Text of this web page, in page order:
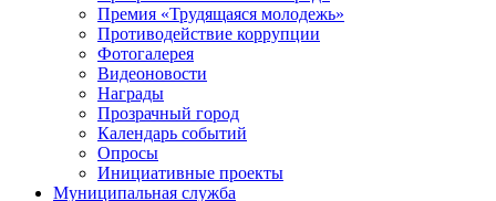
Премия «Трудящаяся молодежь»
Противодействие коррупции
Фотогалерея
Видеоновости
Награды
Прозрачный город
Календарь событий
Опросы
Инициативные проекты
Муниципальная служба